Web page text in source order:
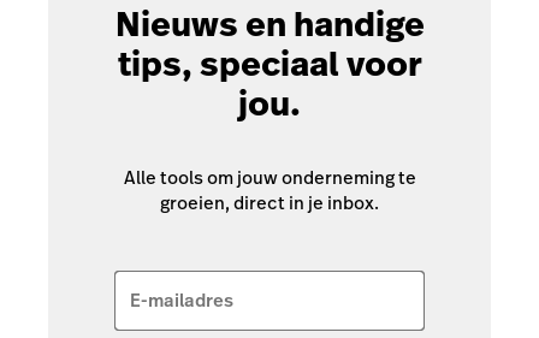
Nieuws en handige
tips, speciaal voor
jou.
Alle tools om jouw onderneming te
groeien, direct in je inbox.
E-mailadres